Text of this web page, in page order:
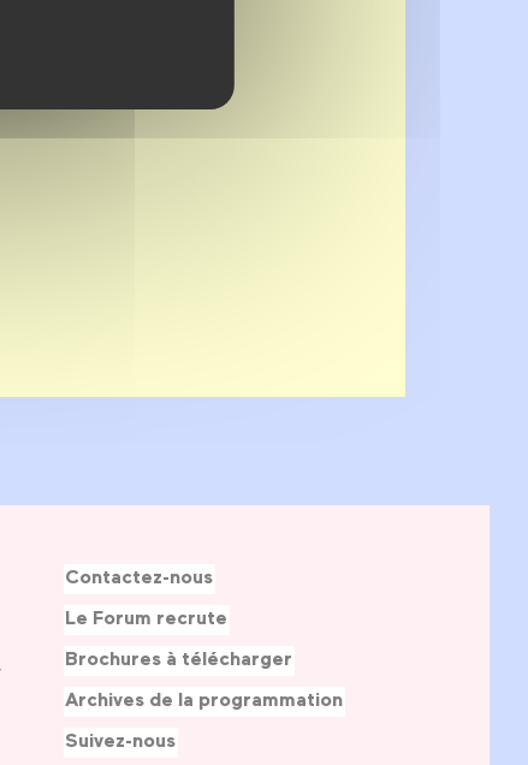
Contactez-nous
Le Forum recrute
Brochures à télécharger
Archives de la programmation
Suivez-nous